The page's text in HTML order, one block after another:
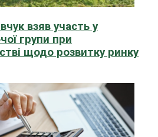
взяв участь у
групи при
щодо розвитку ринку